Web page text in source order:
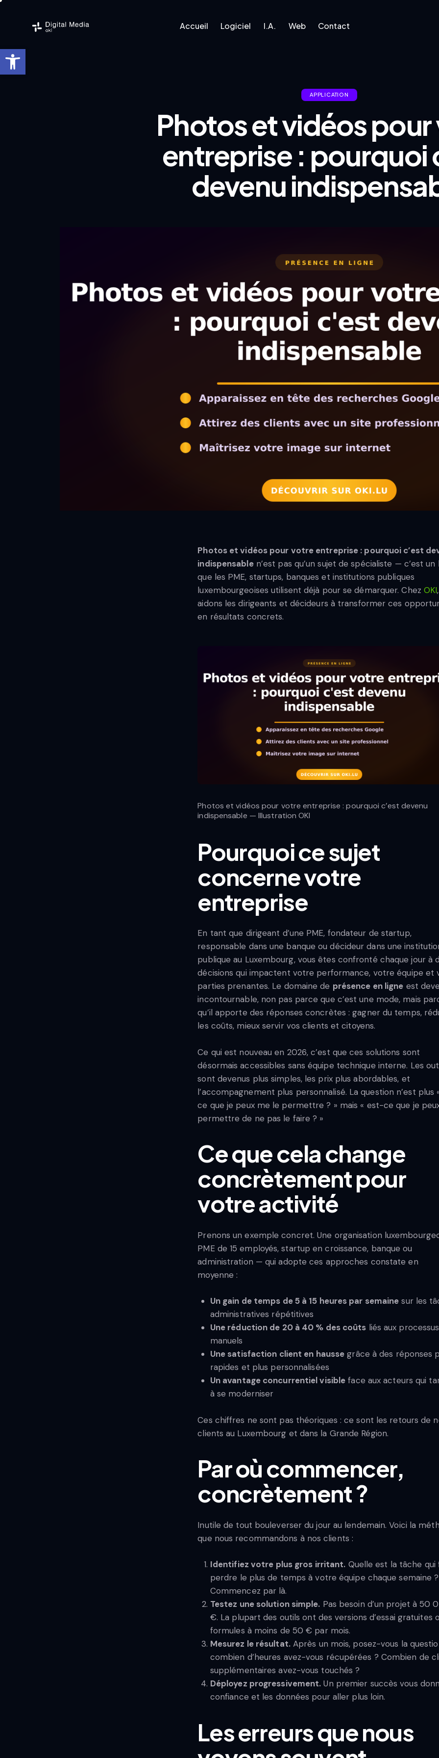
Ouvrir la barre d’outils
Accueil Logiciel I.A. Web Contact
APPLICATION
Photos et vidéos
entreprise : pourquoi
devenu
Photos et vidéos pour votre entreprise : pourquoi c’est
indispensablen’est pas qu’un sujet de spécialiste — c’est un
que les PME, startups, banques et institutions publiques
luxembourgeoises utilisent déjà pour se démarquer. Chez OKI
aidons les dirigeants et décideurs à transformer ces
en résultats concrets.
Photos et vidéos pour votre entreprise : pourquoi c’est devenu
indispensable — Illustration OKI
Pourquoi ce sujet
concerne votre
entreprise
En tant que dirigeant d’une PME, fondateur de startup,
responsable dans une banque ou décideur dans une
publique au Luxembourg, vous êtes confronté chaque jour à
décisions qui impactent votre performance, votre équipe et
parties prenantes. Le domaine de présence en ligne est
incontournable, non pas parce que c’est une mode, mais
qu’il apporte des réponses concrètes : gagner du temps,
les coûts, mieux servir vos clients et citoyens.
Ce qui est nouveau en 2026, c’est que ces solutions sont
désormais accessibles sans équipe technique interne. Les
sont devenus plus simples, les prix plus abordables, et
l’accompagnement plus personnalisé. La question n’est plus
ce que je peux me le permettre ? » mais « est-ce que je
permettre de ne pas le faire ? »
Ce que cela change
concrètement pour
votre activité
Prenons un exemple concret. Une organisation
PME de 15 employés, startup en croissance, banque ou
administration — qui adopte ces approches constate en
moyenne :
Un gain de temps de 5 à 15 heures par semaine sur les
administratives répétitives
Une réduction de 20 à 40 % des coûts liés aux processus
manuels
Une satisfaction client en hausse grâce à des réponses
rapides et plus personnalisées
Un avantage concurrentiel visible face aux acteurs qui
à se moderniser
Ces chiffres ne sont pas théoriques : ce sont les retours de
clients au Luxembourg et dans la Grande Région.
Par où commencer,
concrètement ?
Inutile de tout bouleverser du jour au lendemain. Voici la
que nous recommandons à nos clients :
Identifiez votre plus gros irritant. Quelle est la tâche qui
perdre le plus de temps à votre équipe chaque semaine ?
Commencez par là.
Testez une solution simple. Pas besoin d’un projet à 50
€. La plupart des outils ont des versions d’essai gratuites
formules à moins de 50 € par mois.
Mesurez le résultat.Après un mois, posez-vous la
combien d’heures avez-vous récupérées ? Combien de
supplémentaires avez-vous touchés ?
Déployez progressivement. Un premier succès vous
confiance et les données pour aller plus loin.
Les erreurs que nous